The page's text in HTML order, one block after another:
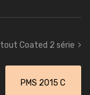
tout Coated 2 série
PMS 2015 C